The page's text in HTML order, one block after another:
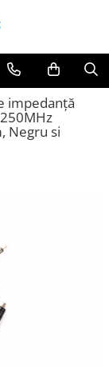
impedanţă
Negru si